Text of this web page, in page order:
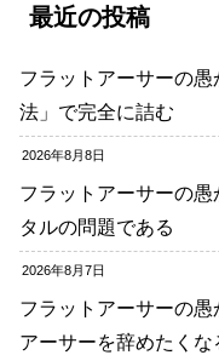
最近の投稿
フラットアーサーの
法」で完全に詰む
2026年8月8日
フラットアーサーの
タルの問題である
2026年8月7日
フラットアーサーの
アーサーを辞めたく